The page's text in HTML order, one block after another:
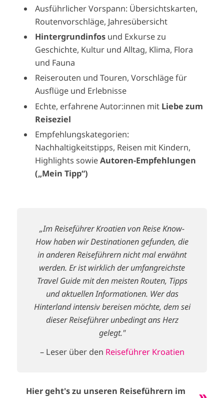
Ausführlicher Vorspann: Übersichtskarten,
Routenvorschläge, Jahresübersicht
Hintergrundinfos und Exkurse zu
Geschichte, Kultur und Alltag, Klima, Flora
und Fauna
Reiserouten und Touren, Vorschläge für
Ausflüge und Erlebnisse
Echte, erfahrene Autor:innen mit Liebe zum
Reiseziel
Empfehlungskategorien:
Nachhaltigkeitstipps, Reisen mit Kindern,
Highlights sowieAutoren-Empfehlungen
(„Mein Tipp“)
„Im Reiseführer Kroatien von Reise Know-
How haben wir Destinationen gefunden, die
in anderen Reiseführern nicht mal erwähnt
werden. Er ist wirklich der umfangreichste
Travel Guide mit den meisten Routen, Tipps
und aktuellen Informationen. Wer das
Hinterland intensiv bereisen möchte, dem sei
dieser Reiseführer unbedingt ans Herz
gelegt."
– Leser über den Reiseführer Kroatien
Hier geht's zu unseren Reiseführern im